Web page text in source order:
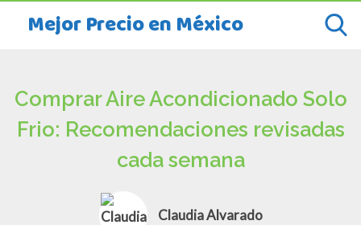
Mejor Precio en México
Comprar Aire Acondicionado Solo
Frio: Recomendaciones revisadas
cada semana
Claudia Alvarado